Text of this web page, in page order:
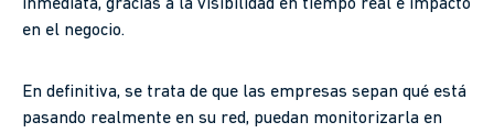
inmediata, gracias a la visibilidad en tiempo real e impacto
en el negocio.
En definitiva, se trata de que las empresas sepan qué está
pasando realmente en su red, puedan monitorizarla en